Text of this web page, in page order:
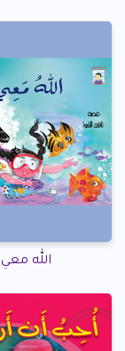
الله معي